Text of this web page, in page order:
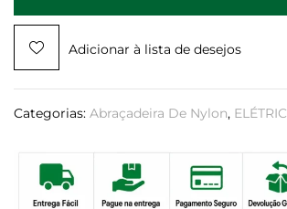
Adicionar à lista de desejos
Categorias: Abraçadeira De Nylon,